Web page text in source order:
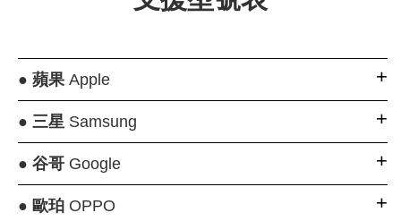
● 蘋果Apple
● 三星Samsung
● 谷哥Google
● 歐珀OPPO